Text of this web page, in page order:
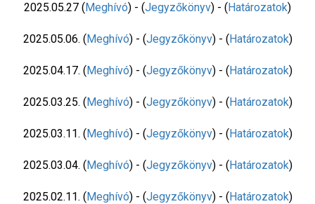
2025.05.27 (Meghívó) - (Jegyzőkönyv) - (Határozatok)
2025.05.06. (Meghívó) - (Jegyzőkönyv) - (Határozatok)
2025.04.17. (Meghívó) - (Jegyzőkönyv) - (Határozatok)
2025.03.25. (Meghívó) - (Jegyzőkönyv) - (Határozatok)
2025.03.11. (Meghívó) - (Jegyzőkönyv) - (Határozatok)
2025.03.04. (Meghívó) - (Jegyzőkönyv) - (Határozatok)
2025.02.11. (Meghívó) - (Jegyzőkönyv) - (Határozatok)